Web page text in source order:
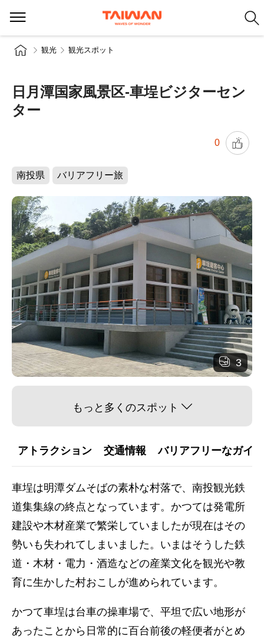
観光 観光スポット
日月潭国家風景区-車埕ビジターセン
ター
0
南投県 バリアフリー旅
3
もっと多くのスポット
アトラクション 交通情報 バリアフリーなガイ
車埕は明潭ダムそばの素朴な村落で、南投観光鉄
道集集線の終点となっています。かつては発電所
建設や木材産業で繁栄していましたが現在はその
勢いも失われてしまいました。いまはそうした鉄
道・木材・電力・酒造などの産業文化を観光や教
育に生かした村おこしが進められています。
かつて車埕は台車の操車場で、平坦で広い地形が
あったことから日常的に百台前後の軽便者がとめ